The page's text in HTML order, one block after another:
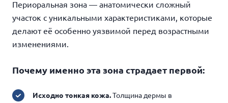
Периоральная зона — анатомически сложный
участок с уникальными характеристиками, которые
делают её особенно уязвимой перед возрастными
изменениями.
Почему именно эта зона страдает первой:
Исходно тонкая кожа.Толщина дермы в